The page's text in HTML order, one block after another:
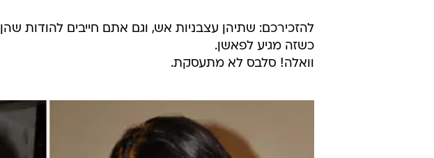
להזכירכם: שתיהן עצבניות אש, וגם אתם חייבים
כשזה מגיע לפאשן.
וואלה! סלבס לא מתעסקת.